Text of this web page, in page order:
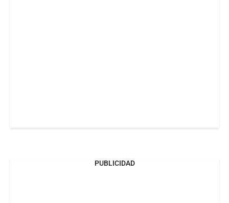
PUBLICIDAD